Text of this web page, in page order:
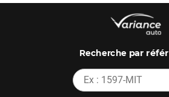
Recherchepar